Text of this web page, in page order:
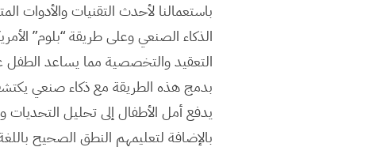
باستعمالنا لأحدث التقنيات والأدوات
الذكاء الصنعي وعلى طريقة “بلوم”
التعقيد والتخصصية مما يساعد الطفل
يدفع أمل الأطفال إلى تحليل التحديات
بالإضافة لتعليمهم النطق الصحيح باللغة